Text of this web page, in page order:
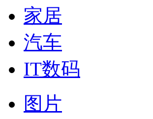
家居
汽车
IT数码
图片